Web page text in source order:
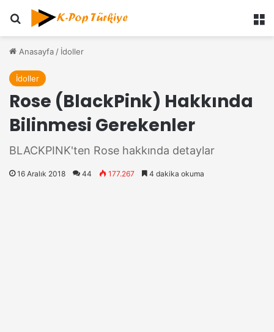
Anasayfa / İdoller
İdoller
Rose (BlackPink) Hakkında
Bilinmesi Gerekenler
BLACKPINK'ten Rose hakkında detaylar
16 Aralık 2018 44 177.267 4 dakika okuma